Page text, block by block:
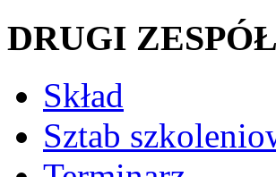
DRUGI ZESPÓŁ
Skład
Sztab